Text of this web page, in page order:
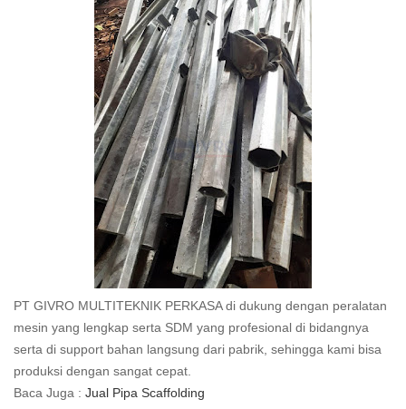
PT GIVRO MULTITEKNIK PERKASA di dukung dengan peralatan
mesin yang lengkap serta SDM yang profesional di bidangnya
serta di support bahan langsung dari pabrik, sehingga kami bisa
produksi dengan sangat cepat.
Baca Juga : Jual Pipa Scaffolding